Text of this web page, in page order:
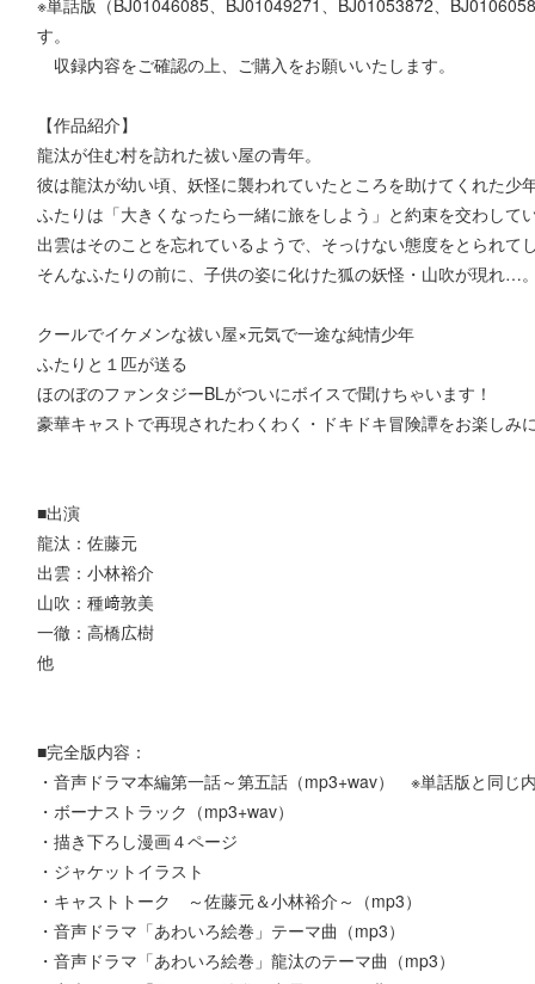
す。
収録内容をご確認の上、ご購入をお願いいたします。
【作品紹介】
龍汰が住む村を訪れた祓い屋の青年。
彼は龍汰が幼い頃、妖怪に襲われていたところを助けてくれた少
ふたりは「大きくなったら一緒に旅をしよう」と約束を交わして
出雲はそのことを忘れているようで、そっけない態度をとられて
そんなふたりの前に、子供の姿に化けた狐の妖怪・山吹が現れ…
クールでイケメンな祓い屋×元気で一途な純情少年
ふたりと１匹が送る
ほのぼのファンタジーBLがついにボイスで聞けちゃいます！
豪華キャストで再現されたわくわく・ドキドキ冒険譚をお楽しみ
■出演
龍汰：佐藤元
出雲：小林裕介
山吹：種﨑敦美
一徹：高橋広樹
他
■完全版内容：
・音声ドラマ本編第一話～第五話（mp3+wav） ※単話版と同じ
・ボーナストラック（mp3+wav）
・描き下ろし漫画４ページ
・ジャケットイラスト
・キャストトーク ～佐藤元＆小林裕介～（mp3）
・音声ドラマ「あわいろ絵巻」テーマ曲（mp3）
・音声ドラマ「あわいろ絵巻」龍汰のテーマ曲（mp3）